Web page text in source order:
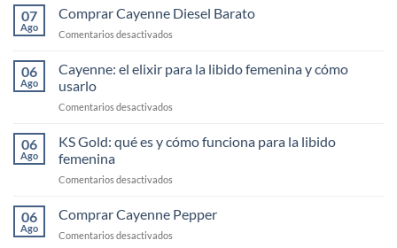
Cayenne
Segunda
Mano
07
Ago
Comprar Cayenne Diesel Barato
Comentarios desactivados
Cayenne
Diesel
06
Ago
Cayenne: el elixir para la libido femenina y cómo
usarlo
Comentarios desactivados
el
elixir
la
femenina
cómo
06
Ago
KS Gold: qué es y cómo funciona para la libido
femenina
Comentarios desactivados
Gold:
qué
es
06
Ago
Comprar Cayenne Pepper
Comentarios desactivados